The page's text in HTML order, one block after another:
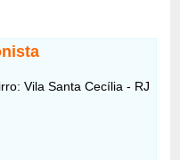
Vila Santa Cecília - RJ